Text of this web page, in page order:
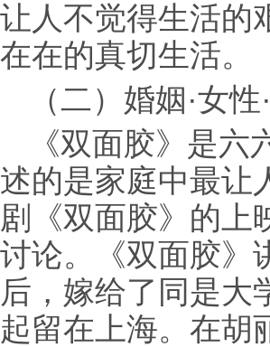
让人不觉得生活的
在在的真切生活。
（二）婚姻·女性
《双面胶》是
述的是家庭中最让
剧《双面胶》的上
讨论。《双面胶》
后，嫁给了同是大
起留在上海。在胡